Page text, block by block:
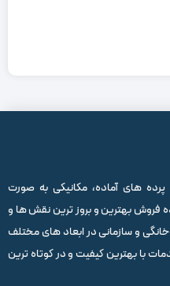
پرده های آماده، مکانیکی به صورت
فروش بهترین و بروز ترین نقش ها و
و سازمانی در ابعاد های مختلف
با بهترین کیفیت و در کوتاه ترین